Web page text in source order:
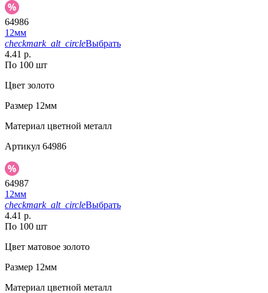
64986
12мм
checkmark_alt_circleВыбрать
4.41 р.
По 100 шт
Цвет золото
Размер 12мм
Материал цветной металл
Артикул 64986
64987
12мм
checkmark_alt_circleВыбрать
4.41 р.
По 100 шт
Цвет матовое золото
Размер 12мм
Материал цветной металл